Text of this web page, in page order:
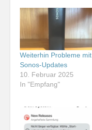
Weiterhin Probleme mit
Sonos-Updates
10. Februar 2025
In "Empfang"